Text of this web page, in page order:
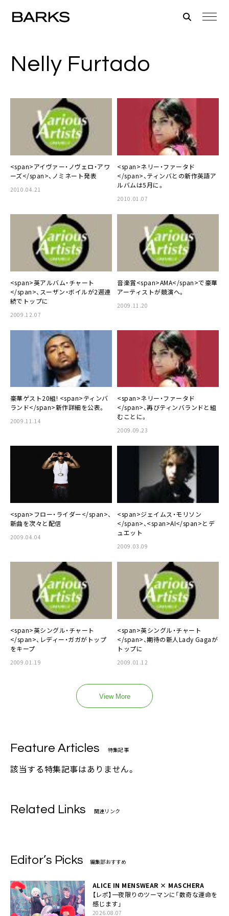
Nelly Furtado
<span>アイヴァー・ノヴェロ・アワ
ーズ</span>、ノミネート発表
2010.04.21
<span>ネリー・ファータド
</span>、ティンバとの新作英語ア
ルバムは5月に。
2010.01.07
<span>英アルバム・チャート
</span>、スーザン・ボイルが2週連
続でトップに
2009.12.07
音楽賞<span>AMA</span>で豪華
アーティストが競演へ。
2009.11.20
豪華ゲスト20組! <span>ティンバ
ランド</span>新作詳細を公表。
2009.11.14
<span>ネリー・ファータド
</span>、再びティンバランドと組
むことに。
2009.09.23
<span>フロー・ライダー</span>、
新曲を次々と配信
2009.04.04
<span>ジェイムス・モリソン
</span>、<span>AI</span>とデ
ュエット
2009.03.09
<span>英シングル・チャート
</span>、レディー・ガガがトップ
をキープ
2009.01.19
<span>英シングル・チャート
</span>、期待の新人Lady Gagaが
トップに
2009.01.12
View More
Feature Articles 特集記事
該当する特集記事はありません。
Related Links 関連リンク
Editor’s Picks 編集部おすすめ
ALICE IN MENSWEAR × MASCHERA
【レポ】一夜限りのツーマンに「数奇な運命を
感じます」
2026.08.07